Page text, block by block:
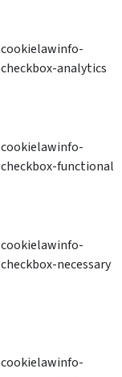
cookielawinfo-
checkbox-analytics
cookielawinfo-
checkbox-functional
cookielawinfo-
checkbox-necessary
cookielawinfo-